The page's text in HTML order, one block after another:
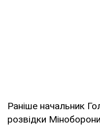
Раніше начальник
розвідки